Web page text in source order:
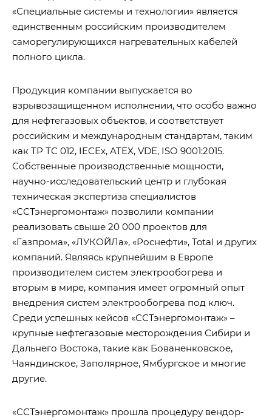
«Специальные системы и технологии» является
единственным российским производителем
саморегулирующихся нагревательных кабелей
полного цикла.
Продукция компании выпускается во
взрывозащищенном исполнении, что особо важно
для нефтегазовых объектов, и соответствует
российским и международным стандартам, таким
как ТР ТС 012, IECEx, ATEX, VDE, ISO 9001:2015.
Собственные производственные мощности,
научно-исследовательский центр и глубокая
техническая экспертиза специалистов
«ССТэнергомонтаж» позволили компании
реализовать свыше 20 000 проектов для
«Газпрома», «ЛУКОЙЛа», «Роснефти», Total и других
компаний. Являясь крупнейшим в Европе
производителем систем электрообогрева и
вторым в мире, компания имеет огромный опыт
внедрения систем электрообогрева под ключ.
Среди успешных кейсов «ССТэнергомонтаж» –
крупные нефтегазовые месторождения Сибири и
Дальнего Востока, такие как Бованенковское,
Чаяндинское, Заполярное, Ямбургское и многие
другие.
«ССТэнергомонтаж» прошла процедуру вендор-